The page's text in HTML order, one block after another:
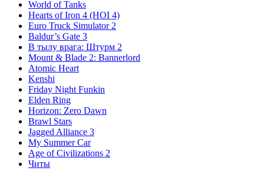
World of Tanks
Hearts of Iron 4 (HOI 4)
Euro Truck Simulator 2
Baldur’s Gate 3
В тылу врага: Штурм 2
Mount & Blade 2: Bannerlord
Atomic Heart
Kenshi
Friday Night Funkin
Elden Ring
Horizon: Zero Dawn
Brawl Stars
Jagged Alliance 3
My Summer Car
Age of Civilizations 2
Читы